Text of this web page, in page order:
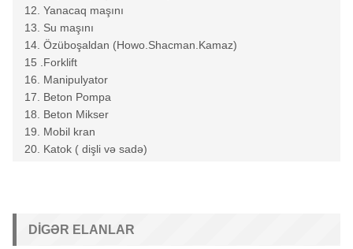
12. Yanacaq maşını
13. Su maşını
14. Özüboşaldan (Howo.Shacman.Kamaz)
15 .Forklift
16. Manipulyator
17. Beton Pompa
18. Beton Mikser
19. Mobil kran
20. Katok ( dişli və sadə)
DIGƏR ELANLAR